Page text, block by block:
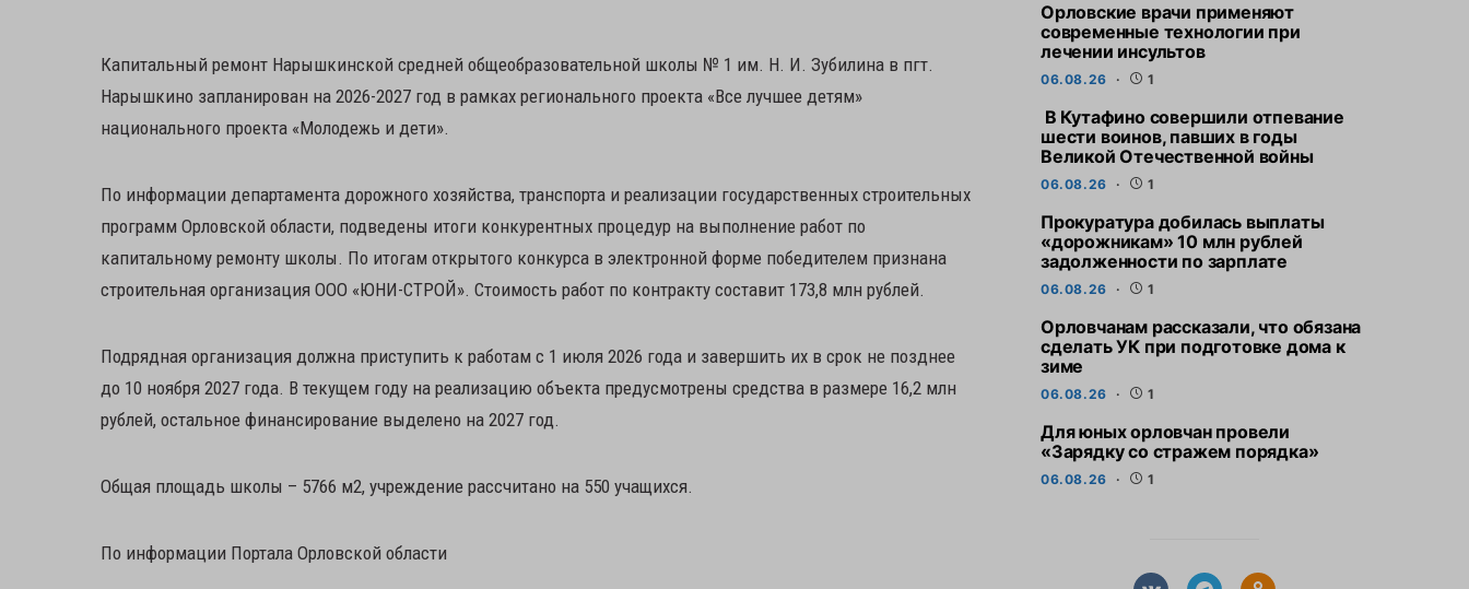
Капитальный ремонт Нарышкинской средней общеобразовательной школы № 1 им. Н. И. Зубилина в пгт.
Нарышкино запланирован на 2026-2027 год в рамках регионального проекта «Все лучшее детям»
национального проекта «Молодежь и дети».
По информации департамента дорожного хозяйства, транспорта и реализации государственных строительных
программ Орловской области, подведены итоги конкурентных процедур на выполнение работ по
капитальному ремонту школы. По итогам открытого конкурса в электронной форме победителем признана
строительная организация ООО «ЮНИ-СТРОЙ». Стоимость работ по контракту составит 173,8 млн рублей.
Подрядная организация должна приступить к работам с 1 июля 2026 года и завершить их в срок не позднее
до 10 ноября 2027 года. В текущем году на реализацию объекта предусмотрены средства в размере 16,2 млн
рублей, остальное финансирование выделено на 2027 год.
Общая площадь школы – 5766 м2, учреждение рассчитано на 550 учащихся.
По информации Портала Орловской области
Орловские врачи применяют
современные технологии при
лечении инсультов
06.08.26 1
В Кутафино совершили отпевание
шести воинов, павших в годы
Великой Отечественной войны
06.08.26 1
Прокуратура добилась выплаты
«дорожникам» 10 млн рублей
задолженности по зарплате
06.08.26 1
Орловчанам рассказали, что обязана
сделать УК при подготовке дома к
зиме
06.08.26 1
Для юных орловчан провели
«Зарядку со стражем порядка»
06.08.26 1